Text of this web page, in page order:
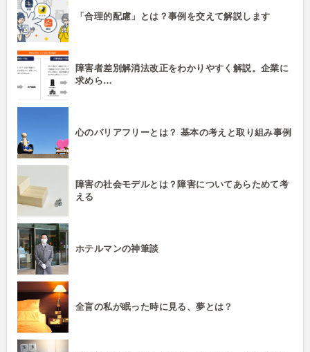
「合理的配慮」とは？事例を交えて解説します
障害者差別解消法改正をわかりやすく解説。企業に
求めら…
心のバリアフリーとは？ 基本の考えと取り組み事例
障害の社会モデルとは？障害についてあらためて考
える
ホテルマンの神筆談
全盲の私が眠った時に見る、夢とは？